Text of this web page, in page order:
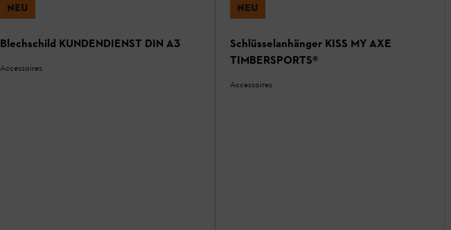
NEU
Blechschild KUNDENDIENST DIN A3
Accessoires
NEU
Schlüsselanhänger KISS MY AXE
TIMBERSPORTS®
Accessoires